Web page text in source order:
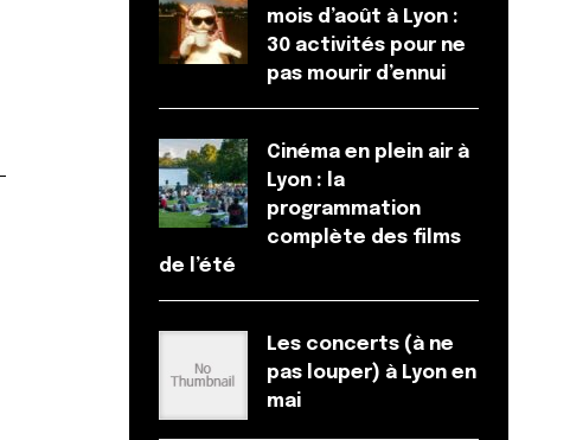
mois d’août à Lyon :
30 activités pour ne
pas mourir d’ennui
Cinéma en plein air à
Lyon : la
programmation
complète des films
de l’été
Les concerts (à ne
pas louper) à Lyon en
mai